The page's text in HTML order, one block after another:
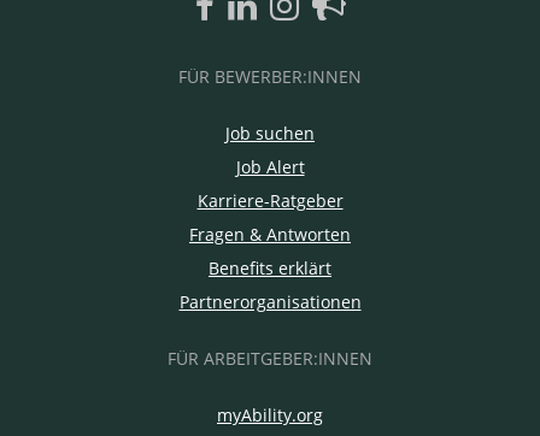
FÜR BEWERBER:INNEN
Job suchen
Job Alert
Karriere-Ratgeber
Fragen & Antworten
Benefits erklärt
Partnerorganisationen
FÜR ARBEITGEBER:INNEN
myAbility.org